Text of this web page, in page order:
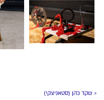
< שקד כהן (סטאניצקי)